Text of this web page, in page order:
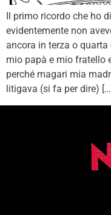
Il primo ricordo che ho
evidentemente non
ancora in terza o
mio papà e mio fratello
perché magari mia
litigava (si fa per dire)